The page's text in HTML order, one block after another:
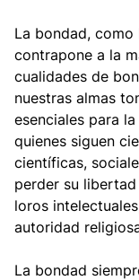
La bondad,
contrapone a la
cualidades de
nuestras almas
esenciales para
quienes siguen
científicas,
perder su
loros
autoridad
La bondad